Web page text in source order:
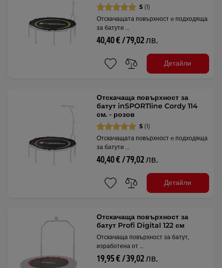
5 (1)
Отскачащата повърхност e подходяща
за батути …
40,40 € / 79,02 лв.
Детайли
Отскачаща повърхност за
батут inSPORTline Cordy 114
см. - розов
5 (1)
Отскачащата повърхност e подходяща
за батути …
40,40 € / 79,02 лв.
Детайли
Отскачаща повърхност за
батут Profi Digital 122 см
Отскачаща повърхност за батут,
изработена от …
19,95 € / 39,02 лв.